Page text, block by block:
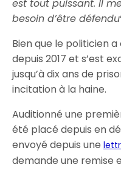
est tout puissant. Il
besoin d’être défendu
Bien que le politicien
depuis 2017 et s’est
jusqu’à dix ans de
incitation à la haine.
Auditionné une
été placé depuis en
envoyé depuis une
demande une remise